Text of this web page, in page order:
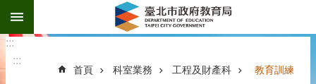
跳到主要內容區塊
:::
:::
首頁 科室業務 工程及財產科 教育訓練